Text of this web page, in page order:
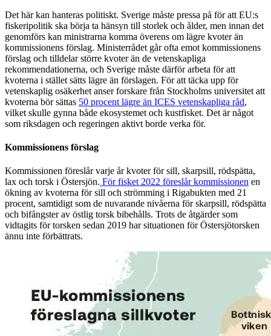
Det här kan hanteras politiskt. Sverige måste pressa på för att EU:s
fiskeripolitik ska börja ta hänsyn till storlek och ålder, men innan det
genomförs kan ministrarna komma överens om lägre kvoter än
kommissionens förslag. Ministerrådet går ofta emot kommissionens
förslag och tilldelar större kvoter än de vetenskapliga
rekommendationerna, och Sverige måste därför arbeta för att
kvoterna i stället sätts lägre än förslagen. För att täcka upp för
vetenskaplig osäkerhet anser forskare från Stockholms universitet att
kvoterna bör sättas 50 procent lägre än ICES vetenskapliga råd,
vilket skulle gynna både ekosystemet och kustfisket. Det är något
som riksdagen och regeringen aktivt borde verka för.
Kommissionens förslag
Kommissionen föreslår varje år kvoter för sill, skarpsill, rödspätta,
lax och torsk i Östersjön. För fisket 2022 föreslår kommissionen en
ökning av kvoterna för sill och strömming i Rigabukten med 21
procent, samtidigt som de nuvarande nivåerna för skarpsill, rödspätta
och bifångster av östlig torsk bibehålls. Trots de åtgärder som
vidtagits för torsken sedan 2019 har situationen för Östersjötorsken
ännu inte förbättrats.